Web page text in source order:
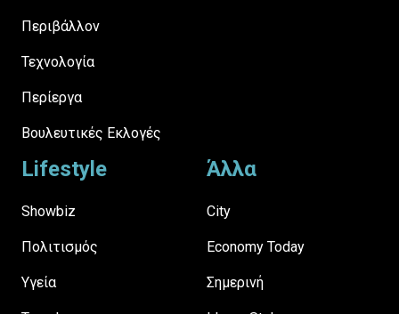
Περιβάλλον
Τεχνολογία
Περίεργα
Βουλευτικές Εκλογές
Lifestyle
Showbiz
Πολιτισμός
Υγεία
Άλλα
City
Economy Today
Σημερινή